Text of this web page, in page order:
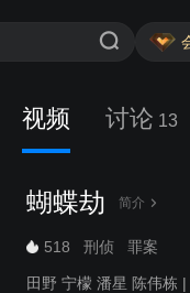
视频 讨论 13
蝴蝶劫 简介
518 刑侦 罪案
田野 宁檬 潘星 陈伟栋